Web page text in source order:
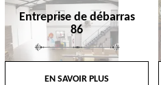
Entreprise de débarras
86
EN SAVOIR PLUS